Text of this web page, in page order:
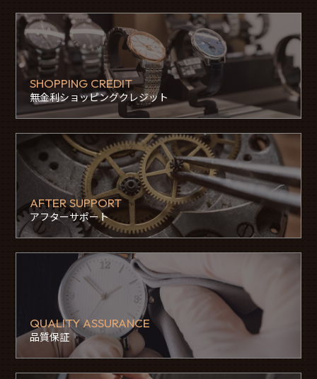
SHOPPING CREDIT
無金利ショッピングクレジット
AFTER SUPPORT
アフターサポート
QUALITY ASSURANCE
品質保証